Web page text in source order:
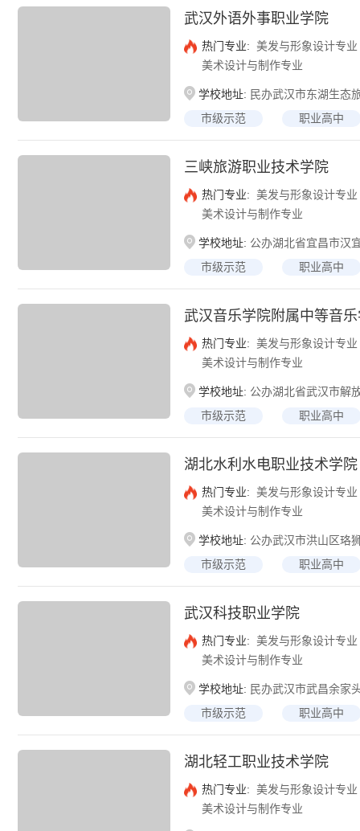
武汉外语外事职业学院
热门专业: 美发与形象设计专业
美术设计与制作专业
学校地址: 民办武汉市东湖生态
市级示范
职业高中
三峡旅游职业技术学院
热门专业: 美发与形象设计专业
美术设计与制作专业
学校地址: 公办湖北省宜昌市汉
市级示范
职业高中
武汉音乐学院附属中等音
热门专业: 美发与形象设计专业
美术设计与制作专业
学校地址: 公办湖北省武汉市解
市级示范
职业高中
湖北水利水电职业技术学院
热门专业: 美发与形象设计专业
美术设计与制作专业
学校地址: 公办武汉市洪山区珞
市级示范
职业高中
武汉科技职业学院
热门专业: 美发与形象设计专业
美术设计与制作专业
学校地址: 民办武汉市武昌余家
市级示范
职业高中
湖北轻工职业技术学院
热门专业: 美发与形象设计专业
美术设计与制作专业